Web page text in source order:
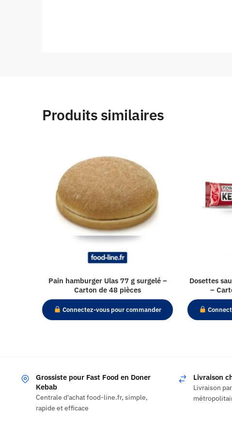
Produits similaires
Pain hamburger Ulas 77 g surgelé –
Carton de 48 pièces
Connectez-vous pour commander
Dosettes
–
Grossiste pour Fast Food en Doner
Kebab
Centrale d'achat food-line.fr, simple,
rapide et efficace
Livraison
Livraison